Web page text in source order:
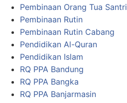
Pembinaan Orang Tua Santri
Pembinaan Rutin
Pembinaan Rutin Cabang
Pendidikan Al-Quran
Pendidikan Islam
RQ PPA Bandung
RQ PPA Bangka
RQ PPA Banjarmasin